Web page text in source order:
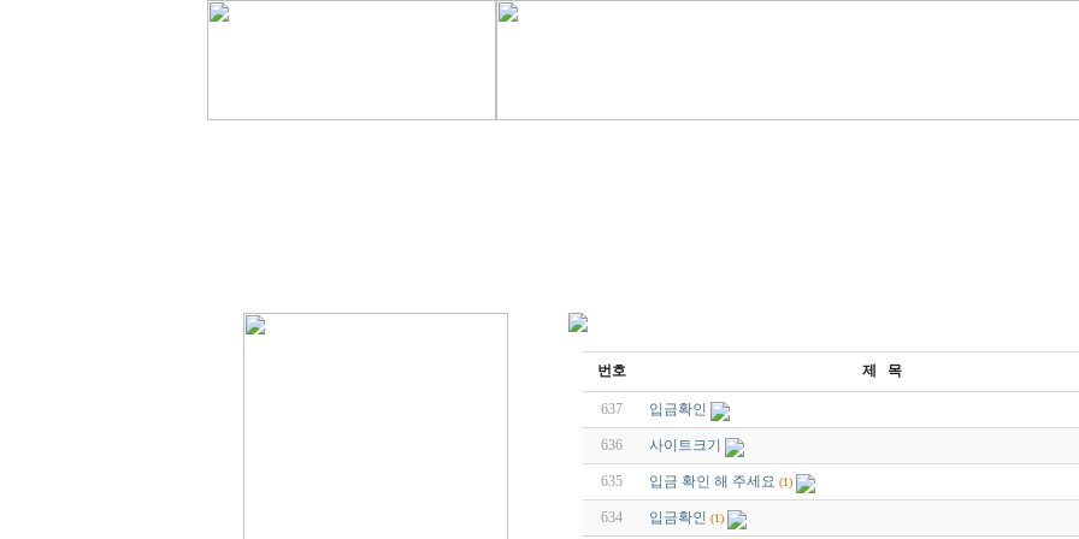
번호 제 목
637 입금확인
636 사이트크기
635 입금 확인 해 주세요 (1)
634 입금확인 (1)